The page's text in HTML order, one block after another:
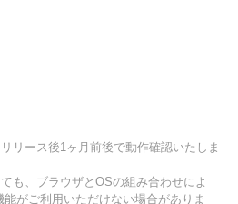
リース後1ヶ月前後で動作確認いたしま
も、ブラウザとOSの組み合わせによ
がご利用いただけない場合がありま